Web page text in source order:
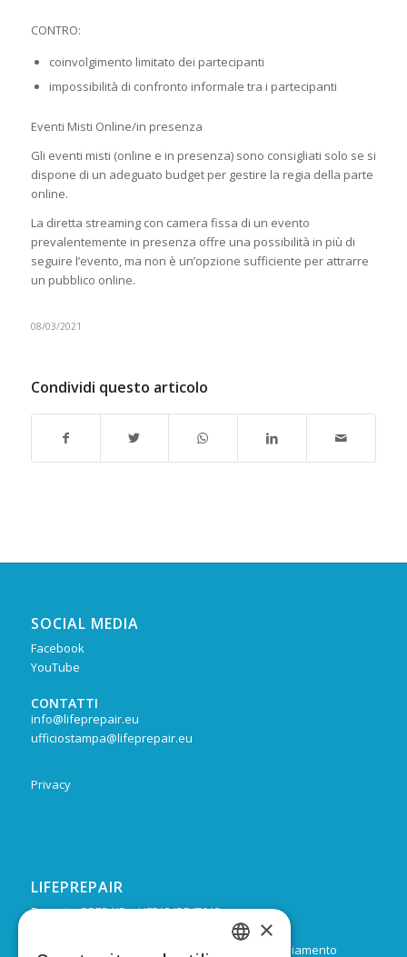
CONTRO:
coinvolgimento limitato dei partecipanti
impossibilità di confronto informale tra i partecipanti
Eventi Misti Online/in presenza
Gli eventi misti (online e in presenza) sono consigliati solo se si
dispone di un adeguato budget per gestire la regia della parte
online.
La diretta streaming con camera fissa di un evento
prevalentemente in presenza offre una possibilità in più di
seguire l’evento, ma non è un’opzione sufficiente per attrarre
un pubblico online.
08/03/2021
Condividi questo articolo
SOCIAL MEDIA
Facebook
YouTube
CONTATTI
info@lifeprepair.eu
ufficiostampa@lifeprepair.eu
Privacy
LIFEPREPAIR
Progetto PREPAIR – LIFE15 IPE IT013
Durata: Febbraio 2017 – Dicembre 2024
Budget: 16.805.939 € di cui 9.974.624 di co-finanziamento
×